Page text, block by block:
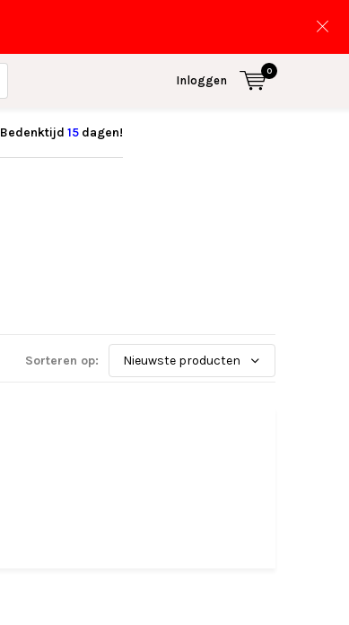
Inloggen
0
Bedenktijd 15 dagen!
Sorteren op: